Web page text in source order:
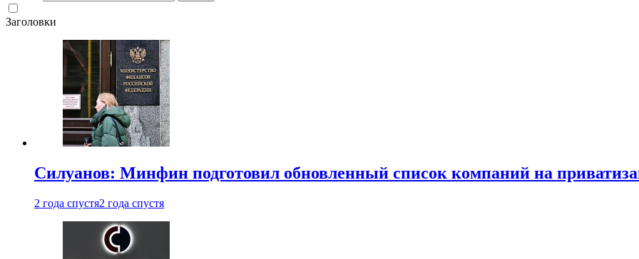
Заголовки
Силуанов: Минфин подготовил обновленный список компаний на
2 года спустя2 года спустя